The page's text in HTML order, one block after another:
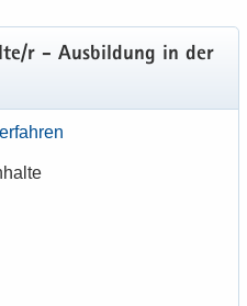
r - Aus­bil­dung in der